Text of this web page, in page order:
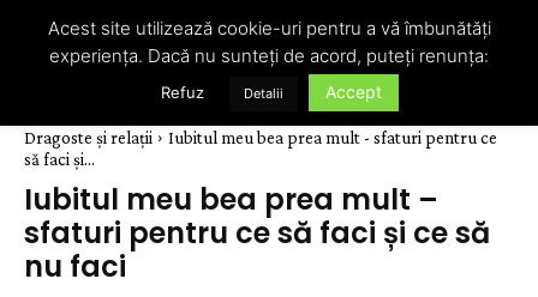
Dragoste și relații
Iubitul meu bea prea mult - sfaturi pentru ce
să faci și...
Iubitul meu bea prea mult –
sfaturi pentru ce să faci și ce să
nu faci
Acest site utilizează cookie-uri pentru a vă îmbunătăți
experiența. Dacă nu sunteți de acord, puteți renunța:
Refuz Detalii Accept